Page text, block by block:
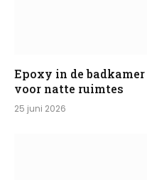
Epoxy in de
voor natte ruimtes
25 juni 2026